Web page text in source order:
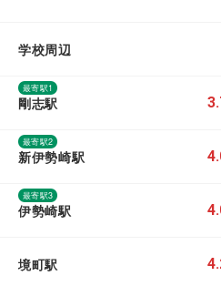
学校周辺
最寄駅1
剛志駅
最寄駅2
新伊勢崎駅
最寄駅3
伊勢崎駅
境町駅